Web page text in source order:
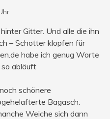
Gitter. Und alle die ihn
– Schotter klopfen für
habe ich genug Worte
abläuft
schönere
Bagasch.
Weiche sich dann